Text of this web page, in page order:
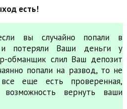
есть!
вы случайно попали в
потеряли Ваши деньги у
обманщик слил Ваш депозит
попали на развод, то не
еще есть проверенная,
вернуть ваши